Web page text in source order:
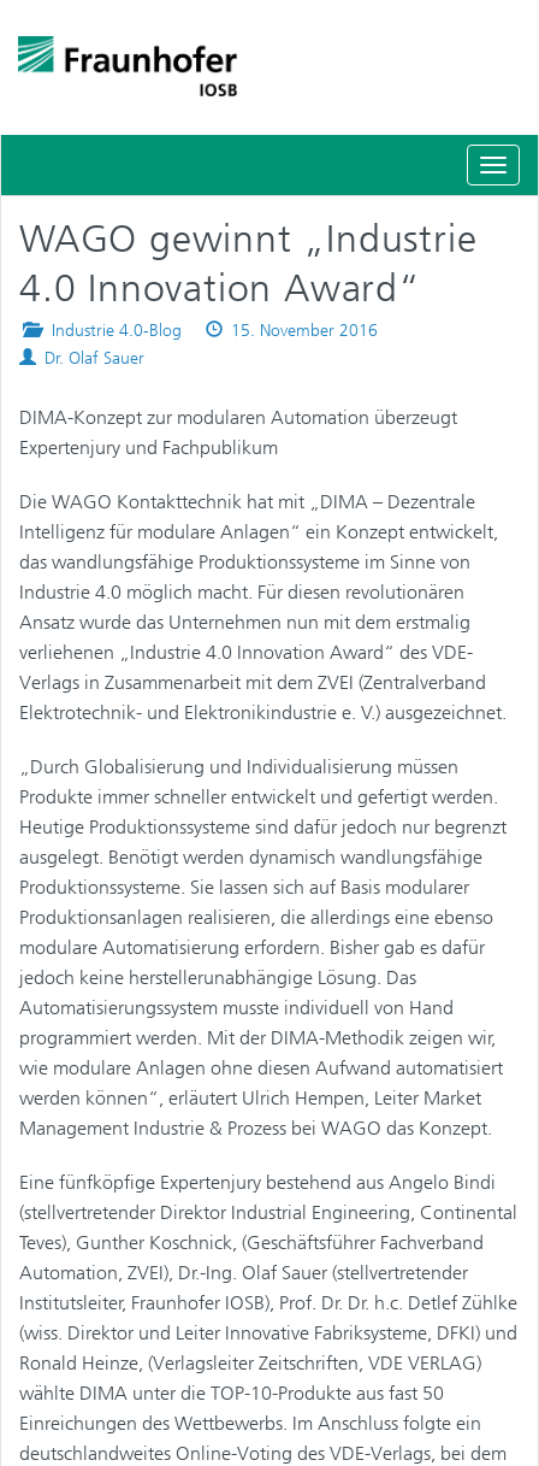
WAGO gewinnt „Industrie
4.0 Innovation Award“
Posted
in
Industrie 4.0-Blog
Published
15. November 2016
Authors
Dr. Olaf Sauer
DIMA-Konzept zur modularen Automation überzeugt
Expertenjury und Fachpublikum
Die WAGO Kontakttechnik hat mit „DIMA – Dezentrale
Intelligenz für modulare Anlagen“ ein Konzept entwickelt,
das wandlungsfähige Produktionssysteme im Sinne von
Industrie 4.0 möglich macht. Für diesen revolutionären
Ansatz wurde das Unternehmen nun mit dem erstmalig
verliehenen „Industrie 4.0 Innovation Award“ des VDE-
Verlags in Zusammenarbeit mit dem ZVEI (Zentralverband
Elektrotechnik- und Elektronikindustrie e. V.) ausgezeichnet.
„Durch Globalisierung und Individualisierung müssen
Produkte immer schneller entwickelt und gefertigt werden.
Heutige Produktionssysteme sind dafür jedoch nur begrenzt
ausgelegt. Benötigt werden dynamisch wandlungsfähige
Produktionssysteme. Sie lassen sich auf Basis modularer
Produktionsanlagen realisieren, die allerdings eine ebenso
modulare Automatisierung erfordern. Bisher gab es dafür
jedoch keine herstellerunabhängige Lösung. Das
Automatisierungssystem musste individuell von Hand
programmiert werden. Mit der DIMA-Methodik zeigen wir,
wie modulare Anlagen ohne diesen Aufwand automatisiert
werden können“, erläutert Ulrich Hempen, Leiter Market
Management Industrie & Prozess bei WAGO das Konzept.
Eine fünfköpfige Expertenjury bestehend aus Angelo Bindi
(stellvertretender Direktor Industrial Engineering, Continental
Teves), Gunther Koschnick, (Geschäftsführer Fachverband
Automation, ZVEI), Dr.-Ing. Olaf Sauer (stellvertretender
Institutsleiter, Fraunhofer IOSB), Prof. Dr. Dr. h.c. Detlef Zühlke
(wiss. Direktor und Leiter Innovative Fabriksysteme, DFKI) und
Ronald Heinze, (Verlagsleiter Zeitschriften, VDE VERLAG)
wählte DIMA unter die TOP-10-Produkte aus fast 50
Einreichungen des Wettbewerbs. Im Anschluss folgte ein
deutschlandweites Online-Voting des VDE-Verlags, bei dem